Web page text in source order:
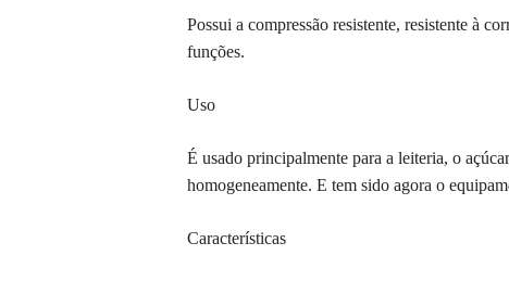
Possui a compressão resistente, resistente à
funções.
Uso
É usado principalmente para a leiteria, o
homogeneamente. E tem sido agora o
Características